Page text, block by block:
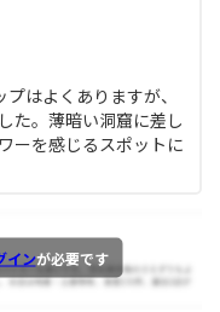
はよくありますが、
た。薄暗い洞窟に差し
ーを感じるスポットに
インが必要です